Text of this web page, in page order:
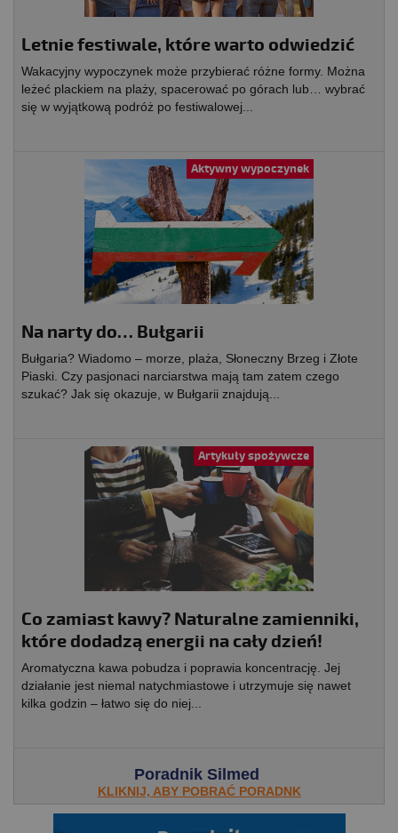
Letnie festiwale, które warto odwiedzić
Wakacyjny wypoczynek może przybierać różne formy. Można
leżeć plackiem na plaży, spacerować po górach lub… wybrać
się w wyjątkową podróż po festiwalowej...
Aktywny wypoczynek
Na narty do… Bułgarii
Bułgaria? Wiadomo – morze, plaża, Słoneczny Brzeg i Złote
Piaski. Czy pasjonaci narciarstwa mają tam zatem czego
szukać? Jak się okazuje, w Bułgarii znajdują...
Artykuły spożywcze
Co zamiast kawy? Naturalne zamienniki,
które dodadzą energii na cały dzień!
Aromatyczna kawa pobudza i poprawia koncentrację. Jej
działanie jest niemal natychmiastowe i utrzymuje się nawet
kilka godzin – łatwo się do niej...
Poradnik Silmed
KLIKNIJ, ABY POBRAĆ PORADNK